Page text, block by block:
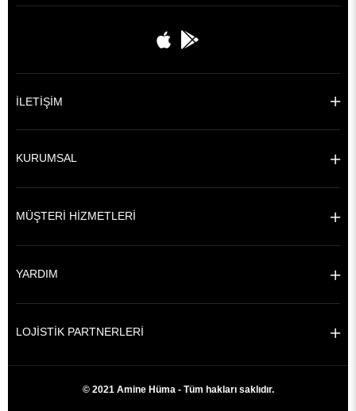
İLETİŞİM
KURUMSAL
MÜŞTERİ HİZMETLERİ
YARDIM
LOJİSTİK PARTNERLERİ
© 2021 Amine Hüma - Tüm hakları saklıdır.